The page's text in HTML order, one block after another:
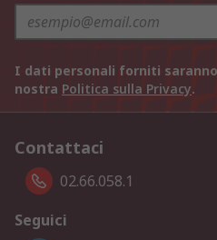
I dati personali forniti
nostra Politica sulla Privacy.
Contattaci
02.66.058.1
Seguici